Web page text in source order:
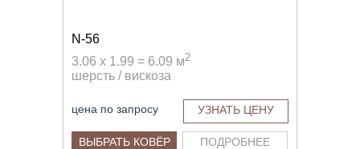
N-56
3.06 x 1.99 = 6.09 м2
шерсть / вискоза
цена по запросу УЗНАТЬ ЦЕНУ
ВЫБРАТЬ КОВЁР ПОДРОБНЕЕ